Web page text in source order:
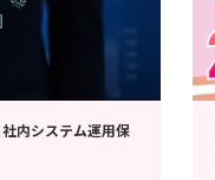
内システム運用保